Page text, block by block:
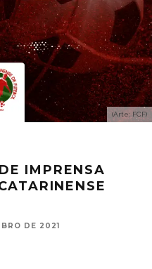
(Arte: FCF)
IMPRENSA
DE 2021